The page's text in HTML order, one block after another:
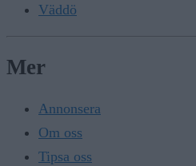
Väddö
Mer
Annonsera
Om oss
Tipsa oss